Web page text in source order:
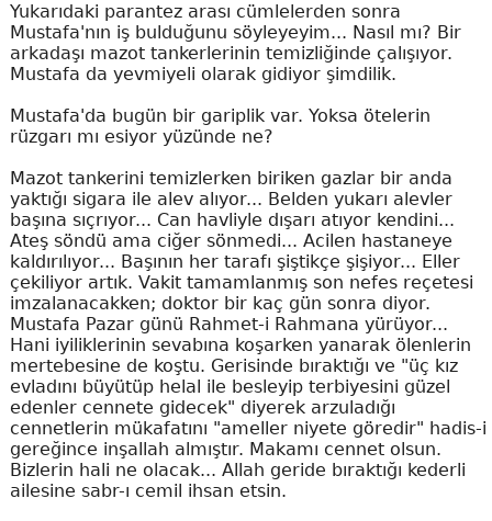
Yukarıdaki parantez arası cümlelerden sonra
Mustafa'nın iş bulduğunu söyleyeyim... Nasıl mı? Bir
arkadaşı mazot tankerlerinin temizliğinde çalışıyor.
Mustafa da yevmiyeli olarak gidiyor şimdilik.
Mustafa'da bugün bir gariplik var. Yoksa ötelerin
rüzgarı mı esiyor yüzünde ne?
Mazot tankerini temizlerken biriken gazlar bir anda
yaktığı sigara ile alev alıyor... Belden yukarı alevler
başına sıçrıyor... Can havliyle dışarı atıyor kendini...
Ateş söndü ama ciğer sönmedi... Acilen hastaneye
kaldırılıyor... Başının her tarafı şiştikçe şişiyor... Eller
çekiliyor artık. Vakit tamamlanmış son nefes reçetesi
imzalanacakken; doktor bir kaç gün sonra diyor.
Mustafa Pazar günü Rahmet-i Rahmana yürüyor...
Hani iyiliklerinin sevabına koşarken yanarak ölenlerin
mertebesine de koştu. Gerisinde bıraktığı ve "üç kız
evladını büyütüp helal ile besleyip terbiyesini güzel
edenler cennete gidecek" diyerek arzuladığı
cennetlerin mükafatını "ameller niyete göredir" hadis-i
gereğince inşallah almıştır. Makamı cennet olsun.
Bizlerin hali ne olacak... Allah geride bıraktığı kederli
ailesine sabr-ı cemil ihsan etsin.